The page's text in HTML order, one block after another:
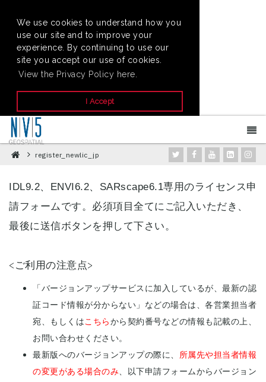
We use cookies to understand how you
use our site and to improve your
experience. By continuing to use our
site you accept our use of cookies.
View the Privacy Policy here.
I Accept
register_newlic_jp
IDL9.2、ENVI6.2、SARscape6.1専用のライセンス申
請フォームです。必須項目全てにご記入いただき、
最後に送信ボタンを押して下さい。
<ご利用の注意点>
「バージョンアップサービスに加入しているが、最新の認
証コード情報が分からない」などの場合は、各営業担当者
宛、もしくはこちらから契約番号などの情報も記載の上、
お問い合わせください。
最新版へのバージョンアップの際に、 所属先や担当者情報
の変更がある場合のみ、以下申請フォームからバージョン